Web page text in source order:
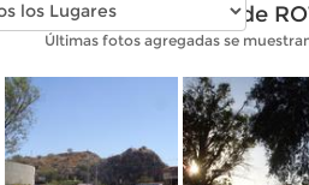
Fotos de
Últimas fotos agregadas se